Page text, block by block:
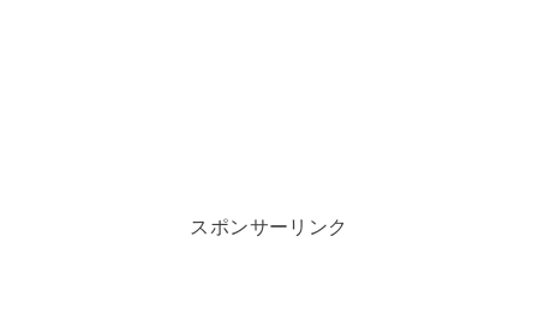
スポンサーリンク